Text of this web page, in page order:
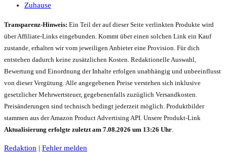
Zuhause
Transparenz-Hinweis: Ein Teil der auf dieser Seite verlinkten Produkte wird
über Affiliate-Links eingebunden. Kommt über einen solchen Link ein Kauf
zustande, erhalten wir vom jeweiligen Anbieter eine Provision. Für dich
entstehen dadurch keine zusätzlichen Kosten. Redaktionelle Auswahl,
Bewertung und Einordnung der Inhalte erfolgen unabhängig und unbeeinflusst
von dieser Vergütung. Alle angegebenen Preise verstehen sich inklusive
gesetzlicher Mehrwertsteuer, gegebenenfalls zuzüglich Versandkosten.
Preisänderungen sind technisch bedingt jederzeit möglich. Produktbilder
stammen aus der Amazon Product Advertising API. Unsere Produkt-Link
Aktualisierung erfolgte zuletzt am 7.08.2026 um 13:26 Uhr
Redaktion | Fehler melden